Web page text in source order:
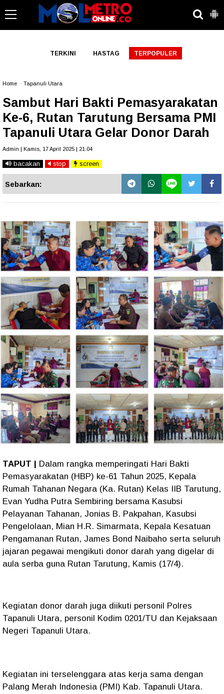
TERKINI HASTAG TERPOPULER
Home Tapanuli Utara
Sambut Hari Bakti Pemasyarakatan
Ke-6, Rutan Tarutung Bersama PMI
Tapanuli Utara Gelar Donor Darah
Admin | Kamis, 17 April 2025 | 21:04
bacakan stop screen
Sebarkan:
TAPUT | Dalam rangka memperingati Hari Bakti
Pemasyarakatan (HBP) ke-61 Tahun 2025, Kepala
Rumah Tahanan Negara (Ka. Rutan) Kelas IIB Tarutung,
Evan Yudha Putra Sembiring bersama Kasubsi
Pelayanan Tahanan, Jonias B. Pakpahan, Kasubsi
Pengelolaan, Mian H.R. Simarmata, Kepala Kesatuan
Pengamanan Rutan, James Bond Naibaho serta seluruh
jajaran pegawai mengikuti donor darah yang digelar di
aula serba guna Rutan Tarutung, Kamis (17/4).
Kegiatan donor darah juga diikuti personil Polres
Tapanuli Utara, personil Kodim 0201/TU dan Kejaksaan
Negeri Tapanuli Utara.
Kegiatan ini terselenggara atas kerja sama dengan
Palang Merah Indonesia (PMI) Kab. Tapanuli Utara.